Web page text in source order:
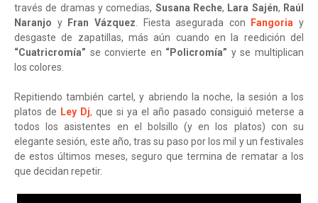
través de dramas y comedias, Susana Reche, Lara Sajén, Raúl
Naranjo y Fran Vázquez. Fiesta asegurada con Fangoria y
desgaste de zapatillas, más aún cuando en la reedición del
“Cuatricromía” se convierte en “Policromía” y se multiplican
los colores.
Repitiendo también cartel, y abriendo la noche, la sesión a los
platos de Ley Dj, que si ya el año pasado consiguió meterse a
todos los asistentes en el bolsillo (y en los platos) con su
elegante sesión, este año, tras su paso por los mil y un festivales
de estos últimos meses, seguro que termina de rematar a los
que decidan repetir.